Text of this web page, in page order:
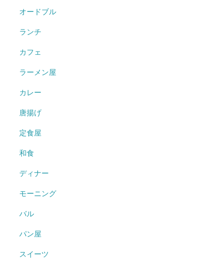
オードブル
ランチ
カフェ
ラーメン屋
カレー
唐揚げ
定食屋
和食
ディナー
モーニング
バル
パン屋
スイーツ